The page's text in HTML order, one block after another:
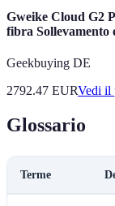
Gweike Cloud G2
fibra Sollevamento
Geekbuying DE
2792.47 EURVedi il
Glossario
Terme